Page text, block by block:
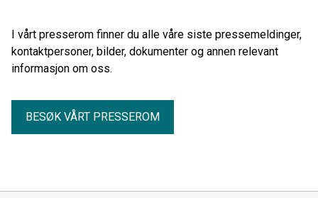
I vårt presserom finner du alle våre siste pressemeldinger,
kontaktpersoner, bilder, dokumenter og annen relevant
informasjon om oss.
BESØK VÅRT PRESSEROM